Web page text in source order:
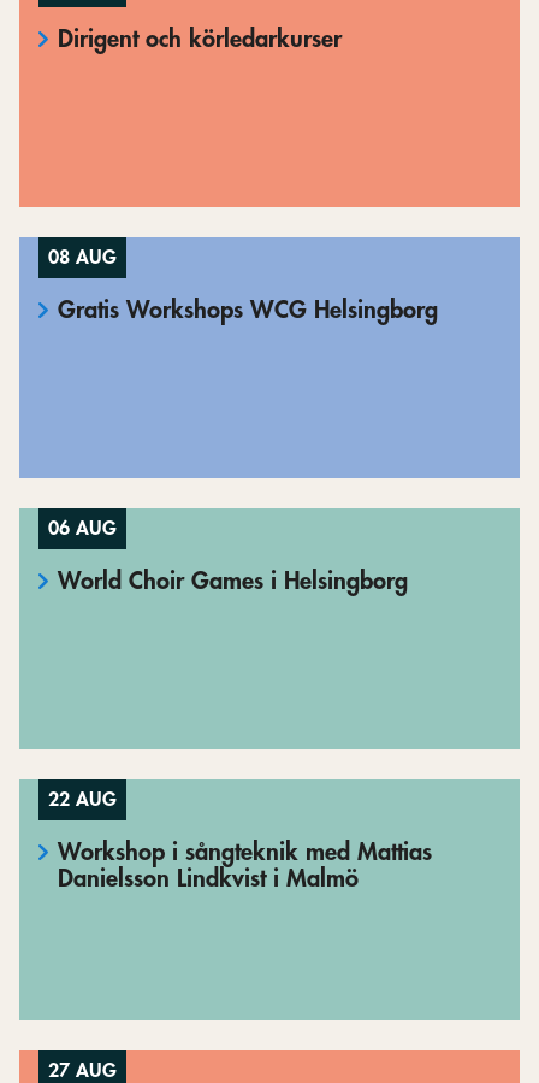
Dirigent och körledarkurser
08 AUG
Gratis Workshops WCG Helsingborg
06 AUG
World Choir Games i Helsingborg
22 AUG
Workshop i sångteknik med Mattias
Danielsson Lindkvist i Malmö
27 AUG